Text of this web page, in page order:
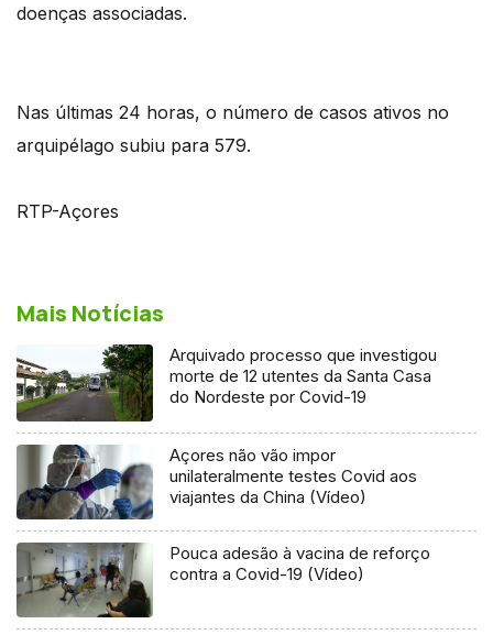
doenças associadas.
Nas últimas 24 horas, o número de casos ativos no
arquipélago subiu para 579.
RTP-Açores
Mais Notícias
Arquivado processo que investigou
morte de 12 utentes da Santa Casa
do Nordeste por Covid-19
Açores não vão impor
unilateralmente testes Covid aos
viajantes da China (Vídeo)
Pouca adesão à vacina de reforço
contra a Covid-19 (Vídeo)